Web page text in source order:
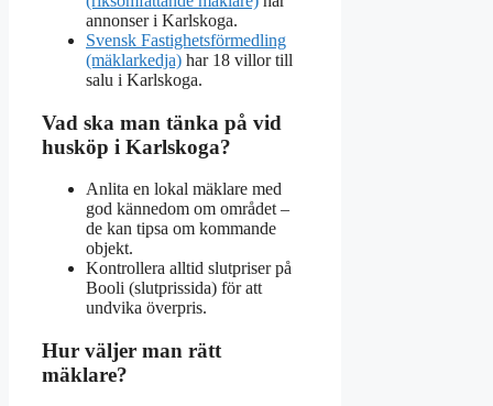
annonser i Karlskoga.
Svensk Fastighetsförmedling
(mäklarkedja) har 18 villor till
salu i Karlskoga.
Vad ska man tänka på vid
husköp i Karlskoga?
Anlita en lokal mäklare med
god kännedom om området –
de kan tipsa om kommande
objekt.
Kontrollera alltid slutpriser på
Booli (slutprissida) för att
undvika överpris.
Hur väljer man rätt
mäklare?